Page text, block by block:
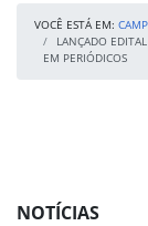
VOCÊ ESTÁ EM:
LANÇADO
EM PERIÓDICOS
Fim da
Início do
NOTÍCIAS